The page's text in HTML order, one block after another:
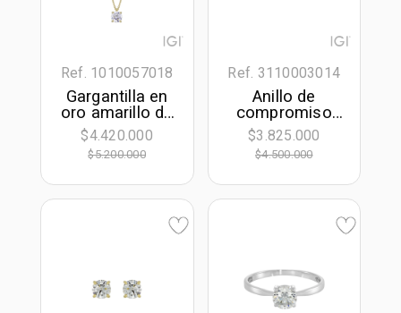
Ref. 1010057018
Gargantilla en
oro amarillo de
18 Kilates,
Uñas, con
diamante
largo, 0.50 mm.
$4.420.000
$5.200.000
Ref. 3110003014
Anillo de
compromiso
solitario con
diamante de
laboratorio
$3.825.000
$4.500.000